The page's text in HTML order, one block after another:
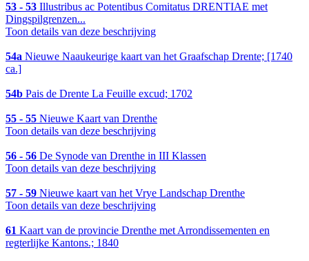
53 - 53 Illustribus ac Potentibus Comitatus DRENTIAE met
Dingspilgrenzen...
Toon details van deze beschrijving
54a Nieuwe Naaukeurige kaart van het Graafschap Drente; [1740
ca.]
54b Pais de Drente La Feuille excud; 1702
55 - 55 Nieuwe Kaart van Drenthe
Toon details van deze beschrijving
56 - 56 De Synode van Drenthe in III Klassen
Toon details van deze beschrijving
57 - 59 Nieuwe kaart van het Vrye Landschap Drenthe
Toon details van deze beschrijving
61 Kaart van de provincie Drenthe met Arrondissementen en
regterlijke Kantons.; 1840